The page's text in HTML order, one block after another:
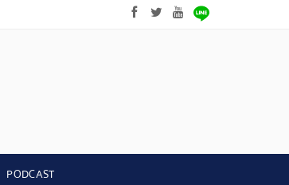
PODCAST